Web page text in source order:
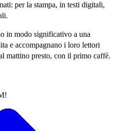
per la stampa, in testi digitali,
in modo significativo a una
e accompagnano i loro lettori
mattino presto, con il primo caffè.